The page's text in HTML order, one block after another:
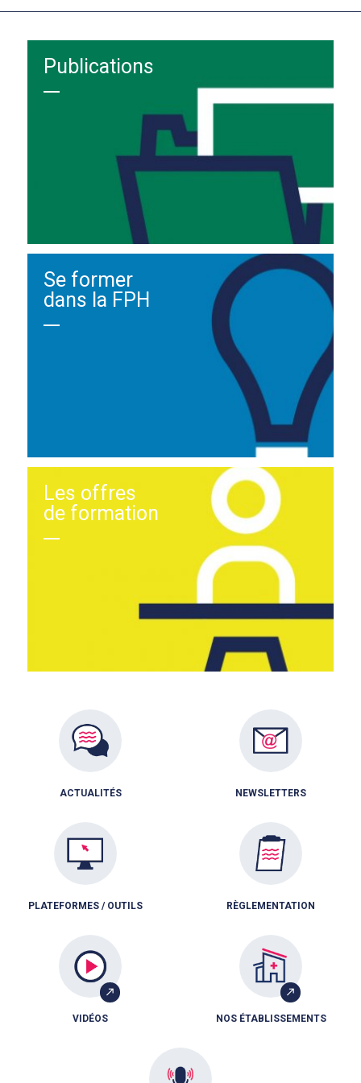
Publications
Se former
dans la FPH
Les offres
de formation
ACTUALITÉS NEWSLETTERS
PLATEFORMES / OUTILS RÈGLEMENTATION
VIDÉOS NOS ÉTABLISSEMENTS